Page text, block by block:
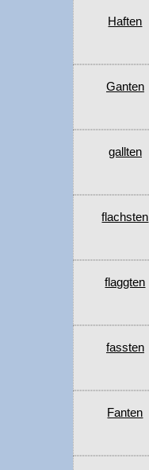
Haften
Ganten
gallten
flachsten
flaggten
fassten
Fanten